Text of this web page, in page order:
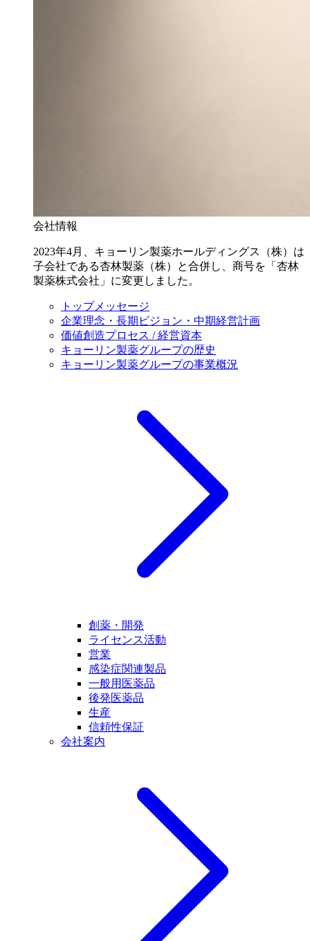
会社情報
2023年4月、キョーリン製薬ホールディングス（株）は
子会社である杏林製薬（株）と合併し、商号を「杏林
製薬株式会社」に変更しました。
トップメッセージ
企業理念・長期ビジョン・中期経営計画
価値創造プロセス / 経営資本
キョーリン製薬グループの歴史
キョーリン製薬グループの事業概況
創薬・開発
ライセンス活動
営業
感染症関連製品
一般用医薬品
後発医薬品
生産
信頼性保証
会社案内